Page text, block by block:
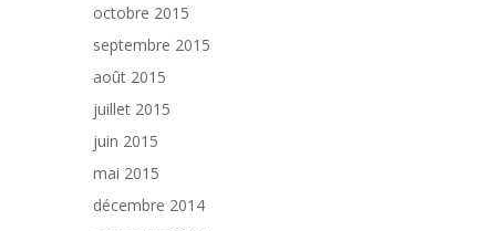
octobre 2015
septembre 2015
août 2015
juillet 2015
juin 2015
mai 2015
décembre 2014